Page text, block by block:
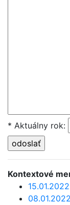
* Aktuálny rok:
Kontextové